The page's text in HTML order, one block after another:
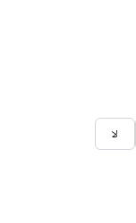
لا